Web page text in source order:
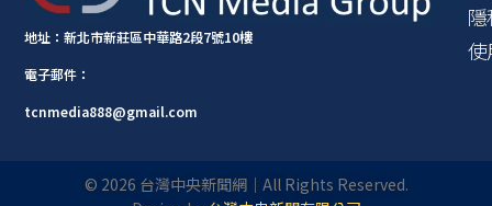
地址：新北市新莊區中華路2段7號10樓
電子郵件：
tcnmedia888@gmail.com
© 2026 台灣中央新聞網｜All Rights Reserved.